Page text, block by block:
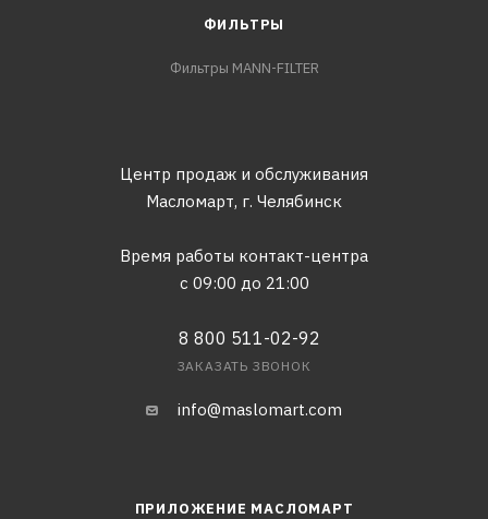
ФИЛЬТРЫ
Фильтры MANN-FILTER
Центр продаж и обслуживания
Масломарт, г. Челябинск
Время работы контакт-центра
с 09:00 до 21:00
8 800 511-02-92
ЗАКАЗАТЬ ЗВОНОК
info@maslomart.com
ПРИЛОЖЕНИЕ МАСЛОМАРТ